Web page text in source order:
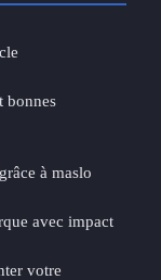
bonnes
à maslo
avec impact
votre